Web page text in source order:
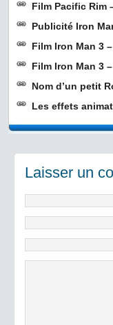
Film Pacific Rim
Publicité Iron
Film Iron Man 3
Film Iron Man 3
Nom d’un petit
Les effets
Laisser un